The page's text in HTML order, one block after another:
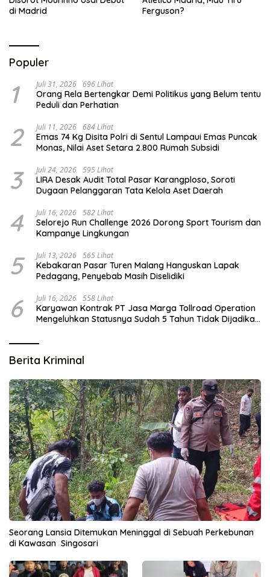
di Madrid
Ferguson?
Populer
1 Juli 31, 2026 696 Lihat
Orang Rela Bertengkar Demi Politikus yang Belum tentu
Peduli dan Perhatian
2 Juli 11, 2026 684 Lihat
Emas 74 Kg Disita Polri di Sentul Lampaui Emas Puncak
Monas, Nilai Aset Setara 2.800 Rumah Subsidi
3 Juli 24, 2026 595 Lihat
LIRA Desak Audit Total Pasar Karangploso, Soroti
Dugaan Pelanggaran Tata Kelola Aset Daerah
4 Juli 16, 2026 582 Lihat
Selorejo Run Challenge 2026 Dorong Sport Tourism dan
Kampanye Lingkungan
5 Juli 13, 2026 565 Lihat
Kebakaran Pasar Turen Malang Hanguskan Lapak
Pedagang, Penyebab Masih Diselidiki
6 Juli 16, 2026 558 Lihat
Karyawan Kontrak PT Jasa Marga Tollroad Operation
Mengeluhkan Statusnya Sudah 5 Tahun Tidak Dijadikan
Berita Kriminal
Seorang Lansia Ditemukan Meninggal di Sebuah Perkebunan
di Kawasan Singosari